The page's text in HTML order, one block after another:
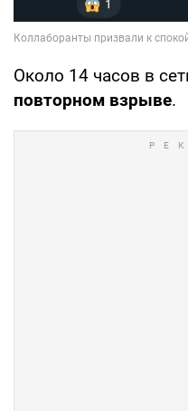
Около 14 часов в
повторном взрыве.